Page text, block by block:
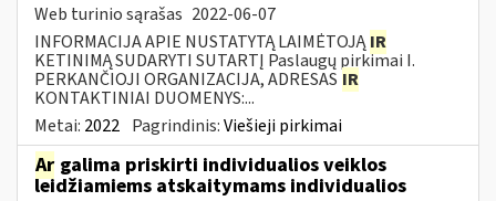
Web turinio sąrašas 2022-06-07
INFORMACIJA APIE NUSTATYTĄ LAIMĖTOJĄIR
KETINIMĄ SUDARYTI SUTARTĮ Paslaugų pirkimai I.
PERKANČIOJI ORGANIZACIJA, ADRESAS IR
KONTAKTINIAI DUOMENYS:...
Metai: 2022 Pagrindinis:Viešieji pirkimai
Ar galima priskirti individualios veiklos
leidžiamiems atskaitymams individualios